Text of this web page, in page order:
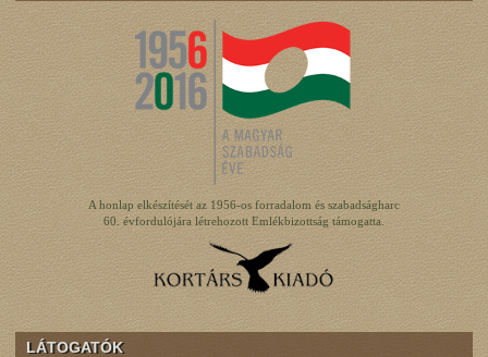
A honlap elkészítését az 1956-os forradalom és szabadságharc
60. évfordulójára létrehozott Emlékbizottság támogatta.
LÁTOGATÓK